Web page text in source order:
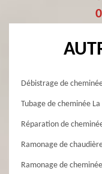
Débistrage de
Tubage de cheminée La
Réparation de
Ramonage de
Ramonage de